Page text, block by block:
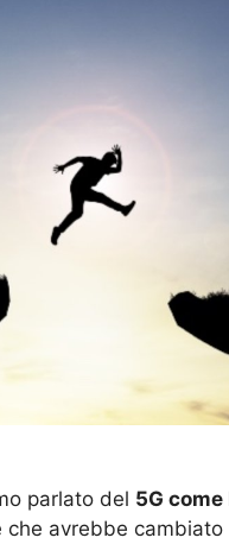
parlato del 5G
che avrebbe